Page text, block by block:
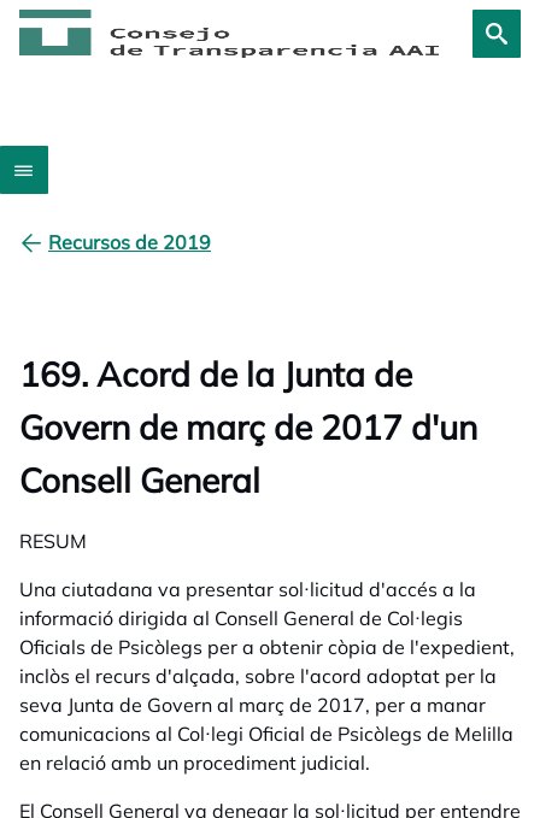
Recursos de 2019
169. Acord de la Junta de
Govern de març de 2017 d'un
Consell General
RESUM
Una ciutadana va presentar sol·licitud d'accés a la
informació dirigida al Consell General de Col·legis
Oficials de Psicòlegs per a obtenir còpia de l'expedient,
inclòs el recurs d'alçada, sobre l'acord adoptat per la
seva Junta de Govern al març de 2017, per a manar
comunicacions al Col·legi Oficial de Psicòlegs de Melilla
en relació amb un procediment judicial.
El Consell General va denegar la sol·licitud per entendre